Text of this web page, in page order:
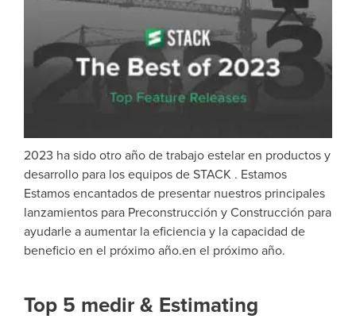
2023 ha sido otro año de trabajo estelar en productos y
desarrollo para los equipos de STACK . Estamos
Estamos encantados de presentar nuestros principales
lanzamientos para Preconstrucción y Construcción para
ayudarle a aumentar la eficiencia y la capacidad de
beneficio en el próximo año.en el próximo año.
Top 5 medir & Estimating